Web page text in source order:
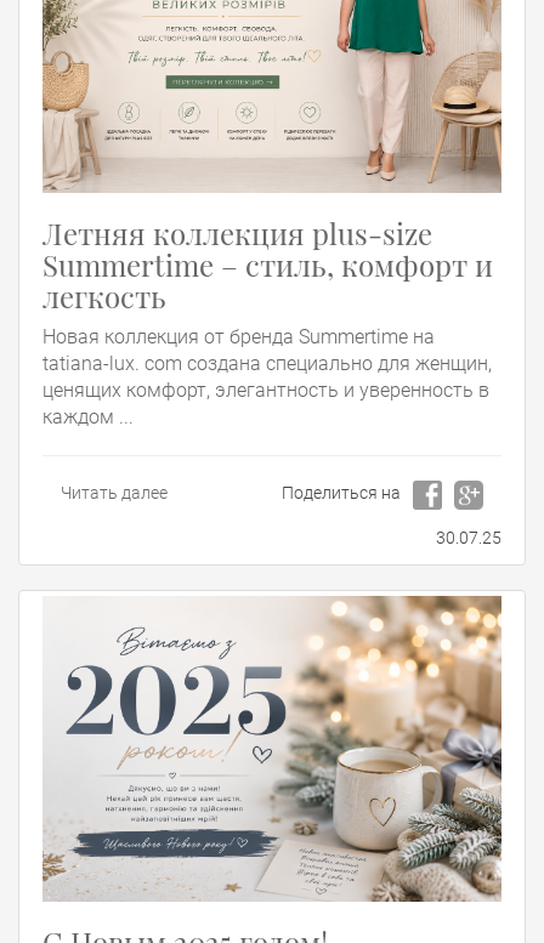
Летняя коллекция plus-size
Summertime – стиль, комфорт и
легкость
Новая коллекция от бренда Summertime на
tatiana-lux. com создана специально для женщин,
ценящих комфорт, элегантность и уверенность в
каждом ...
Читать далее Поделиться на
30.07.25